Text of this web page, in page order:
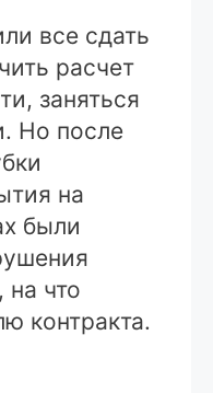
все сдать
расчет
заняться
Но после
на
были
что
контракта.